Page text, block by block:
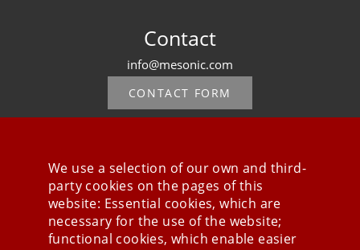
Contact
info@mesonic.com
CONTACT FORM
Stay connected
We use a selection of our own and third-
party cookies on the pages of this
website: Essential cookies, which are
necessary for the use of the website;
functional cookies, which enable easier